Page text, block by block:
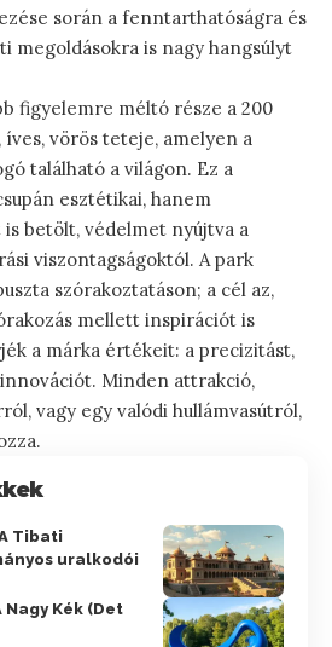
során a fenntarthatóságra és
megoldásokra is nagy hangsúlyt
figyelemre méltó része a 200
vörös teteje, amelyen a
található a világon. Ez a
esztétikai, hanem
betölt, védelmet nyújtva a
viszontagságoktól. A park
szórakoztatáson; a cél az,
mellett inspirációt is
a márka értékeit: a precizitást,
Minden attrakció,
vagy egy valódi hullámvasútról,
Tibati
uralkodói
Kék (Det